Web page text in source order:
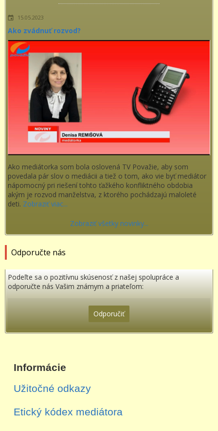
15.05.2023
Ako zvádnuť rozvod?
Ako mediátorka som bola oslovená TV Považie, aby som
povedala pár slov o mediácii a tiež o tom, ako vie byť mediátor
nápomocný pri riešení tohto ťažkého konfliktného obdobia
akým je rozvod manželstva, z ktorého pochádzajú maloleté
deti. Zobraziť viac...
Zobraziť všetky novinky...
Odporučte nás
Podeľte sa o pozitívnu skúsenosť z našej spolupráce a
odporučte nás Vašim známym a priateľom:
Odporučiť
Informácie
Užitočné odkazy
Etický kódex mediátora